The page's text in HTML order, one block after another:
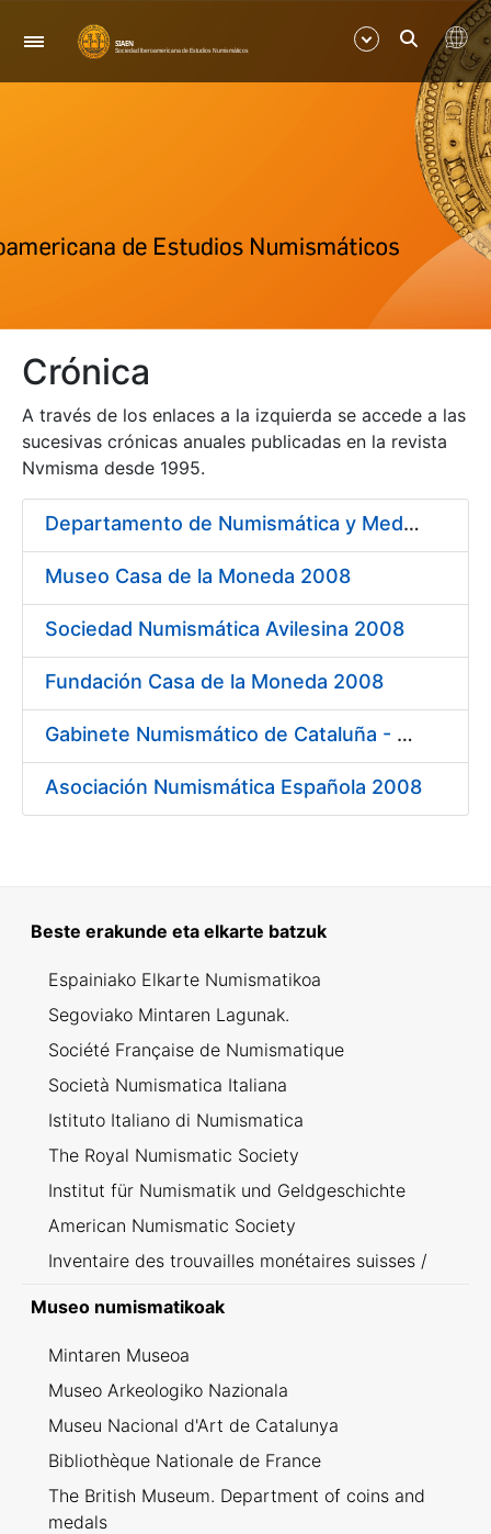
Nabigazioa
Erakutsi/Ezkutatu
Erakutsi/Ezkutatu
Erakutsi/Ezkutatu
Crónica
A través de los enlaces a la izquierda se accede a las
sucesivas crónicas anuales publicadas en la revista
Nvmisma desde 1995.
Departamento de Numismática y Medallística - Museo Arqueológico Nacional 2009
Museo Casa de la Moneda 2008
Sociedad Numismática Avilesina 2008
Fundación Casa de la Moneda 2008
Gabinete Numismático de Cataluña - Museo Nacional de Arte de Cataluña 2008
Asociación Numismática Española 2008
Beste erakunde eta elkarte batzuk
Espainiako Elkarte Numismatikoa
Segoviako Mintaren Lagunak.
Société Française de Numismatique
Società Numismatica Italiana
Istituto Italiano di Numismatica
The Royal Numismatic Society
Institut für Numismatik und Geldgeschichte
American Numismatic Society
Inventaire des trouvailles monétaires suisses /
Museo numismatikoak
Mintaren Museoa
Museo Arkeologiko Nazionala
Museu Nacional d'Art de Catalunya
Bibliothèque Nationale de France
The British Museum. Department of coins and
medals